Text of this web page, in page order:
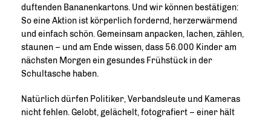
duftenden Bananenkartons. Und wir können bestätigen:
So eine Aktion ist körperlich fordernd, herzerwärmend
und einfach schön. Gemeinsam anpacken, lachen, zählen,
staunen – und am Ende wissen, dass 56.000 Kinder am
nächsten Morgen ein gesundes Frühstück in der
Schultasche haben.
Natürlich dürfen Politiker, Verbandsleute und Kameras
nicht fehlen. Gelobt, gelächelt, fotografiert – einer hält